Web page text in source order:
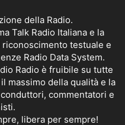
della Radio.
Talk Radio Italiana e la
testuale e
Radio Data System.
Radio è fruibile su tutte
massimo della qualità e la
commentatori e
libera per sempre!